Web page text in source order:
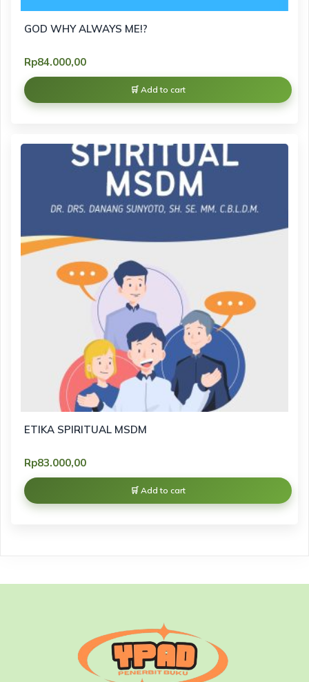
GOD WHY ALWAYS ME!?
Rp84.000,00
Add to cart
ETIKA SPIRITUAL MSDM
Rp83.000,00
Add to cart